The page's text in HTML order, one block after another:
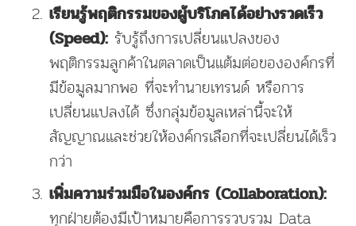
เรียนรู้พฤติกรรมของผู้บริโภคได้อย่างรวดเร็ว
(Speed): รับรู้ถึงการเปลี่ยนแปลงของ
พฤติกรรมลูกค้าในตลาดเป็นแต้มต่อขององค์กรที่
มีข้อมูลมากพอ ที่จะทำนายเทรนด์ หรือการ
เปลี่ยนแปลงได้ ซึ่งกลุ่มข้อมูลเหล่านี้จะให้
สัญญาณและช่วยให้องค์กรเลือกที่จะเปลี่ยนได้เร็ว
กว่า
เพิ่มความร่วมมือในองค์กร (Collaboration):
ทุกฝ่ายต้องมีเป้าหมายคือการรวบรวม Data